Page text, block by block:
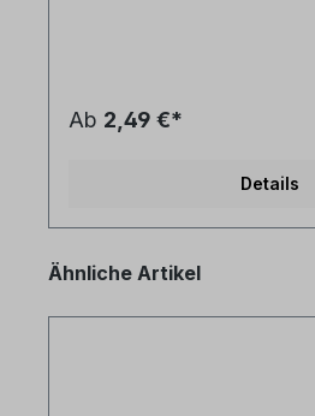
Ab 2,49 €*
Details
Produktgalerie überspringen
Ähnliche Artikel